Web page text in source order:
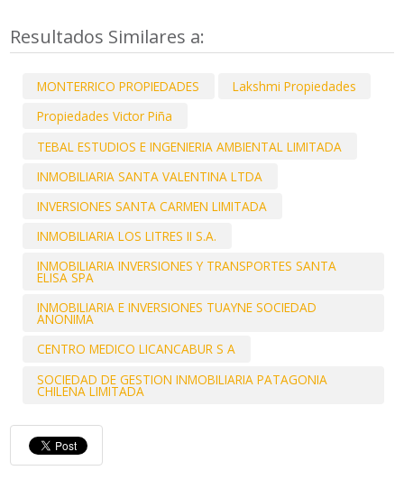
Resultados Similares a:
MONTERRICO PROPIEDADES
Lakshmi Propiedades
Propiedades Victor Piña
TEBAL ESTUDIOS E INGENIERIA AMBIENTAL LIMITADA
INMOBILIARIA SANTA VALENTINA LTDA
INVERSIONES SANTA CARMEN LIMITADA
INMOBILIARIA LOS LITRES II S.A.
INMOBILIARIA INVERSIONES Y TRANSPORTES SANTA
ELISA SPA
INMOBILIARIA E INVERSIONES TUAYNE SOCIEDAD
ANONIMA
CENTRO MEDICO LICANCABUR S A
SOCIEDAD DE GESTION INMOBILIARIA PATAGONIA
CHILENA LIMITADA